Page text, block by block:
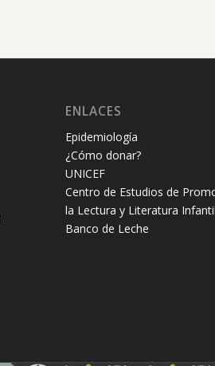
ENLACES
Epidemiología
¿Cómo donar?
UNICEF
Centro de Estudios de
la Lectura y Literatura
Banco de Leche